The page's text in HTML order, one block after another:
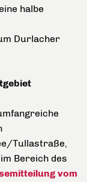
halbe
Durlacher
Tullastraße,
Bereich des
vom